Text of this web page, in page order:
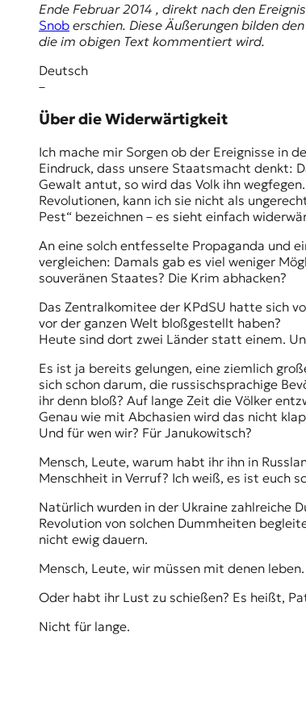
Ende Februar 2014 , direkt nach den
Snob erschien. Diese Äußerungen bilden
die im obigen Text kommentiert wird.
Deutsch
–
Über die Widerwärtigkeit
Ich mache mir Sorgen ob der Ereignisse in
Eindruck, dass unsere Staatsmacht denkt:
Gewalt antut, so wird das Volk ihn
Revolutionen, kann ich sie nicht als
Pest“ bezeichnen – es sieht einfach
An eine solch entfesselte Propaganda und
vergleichen: Damals gab es viel weniger
souveränen Staates? Die Krim abhacken?
Das Zentralkomitee der KPdSU hatte sich
vor der ganzen Welt bloßgestellt haben?
Heute sind dort zwei Länder statt einem.
Es ist ja bereits gelungen, eine ziemlich
sich schon darum, die russischsprachige
ihr denn bloß? Auf lange Zeit die Völker
Genau wie mit Abchasien wird das nicht
Und für wen wir? Für Janukowitsch?
Mensch, Leute, warum habt ihr ihn in
Menschheit in Verruf? Ich weiß, es ist euch
Natürlich wurden in der Ukraine zahlreiche
Revolution von solchen Dummheiten
nicht ewig dauern.
Mensch, Leute, wir müssen mit denen
Oder habt ihr Lust zu schießen? Es heißt,
Nicht für lange.